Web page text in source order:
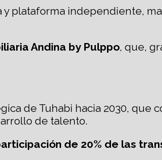
plataforma independiente,
Andina by Pulppo, que,
de Tuhabi hacia 2030,
de talento.
de 20% de las